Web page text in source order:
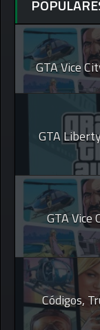
GTA Vice
GTA
GTA Vice
Códigos,